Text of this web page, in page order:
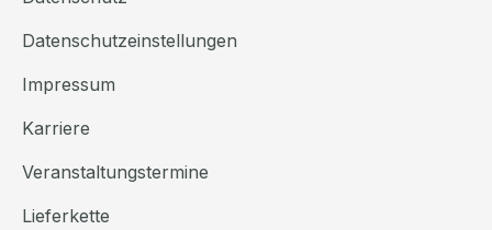
Datenschutzeinstellungen
Impressum
Karriere
Veranstaltungstermine
Lieferkette